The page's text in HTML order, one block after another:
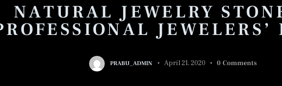
NATURAL JEWELRY
JEWELERS’
PRABU_ADMIN April 21, 2020 0 Comments